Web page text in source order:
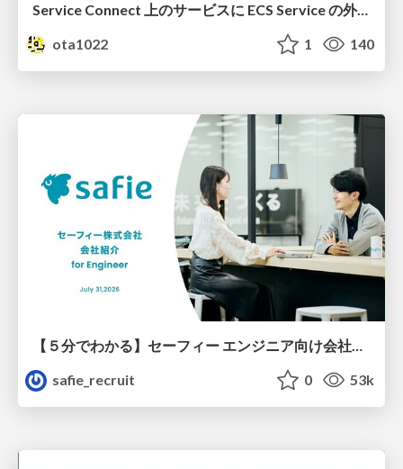
Service Connect 上のサービスに ECS Service の外側から到達できなかった話
ota1022
1 140
safie_recruit
0 53k